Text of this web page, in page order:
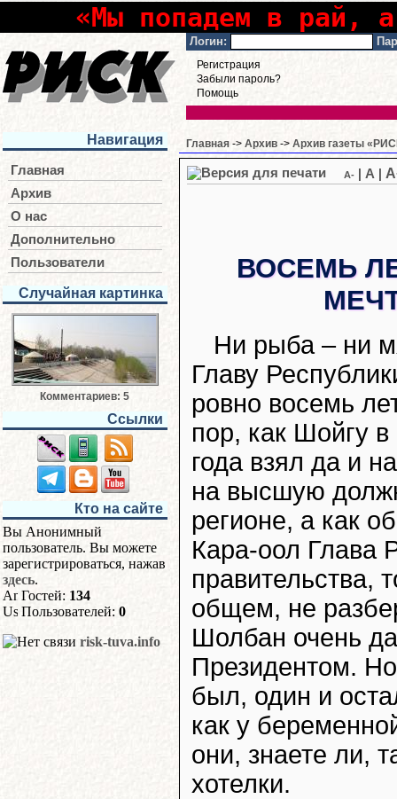
«Мы попадем в рай,
Логин:
Регистрация
Забыли пароль?
Помощь
Навигация
Главная
Архив
О нас
Дополнительно
Пользователи
Случайная картинка
Комментариев: 5
Ссылки
Кто на сайте
Вы Анонимный
пользователь. Вы можете
зарегистрироваться, нажав
здесь.
Гостей: 134
Пользователей: 0
risk-tuva.info
Главная -> Архив -> Архив газеты
A- A
ВОСЕМЬ
Ни рыба – ни
Главу
ровно восемь
пор, как Шойгу
года взял да и
на высшую
регионе, а как
Кара-оол Глава
правительства,
общем, не
Шолбан очень
Президентом.
был, один и
как у
они, знаете ли,
хотелки.